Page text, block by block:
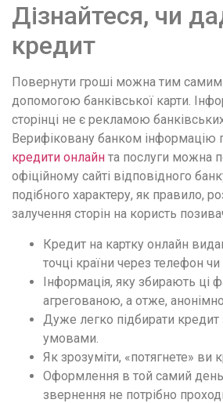
Дізнайтеся, чи
кредит
Повернути гроші можна тим
допомогою банківської карти.
сторінці не є рекламою
Верифіковану банком інформацію
кредити онлайн та послуги можна
офіційному сайті відповідного
подібного характеру, як правило,
залучення сторін на користь
Кредит на картку онлайн
точці країни через телефон
Інформація, яку збирають ці
агрегованою, а отже,
Дуже легко підбирати кредит
умовами.
Як зрозуміти, «потягнете» ви
Оформлення в той самий
звернення не потрібно